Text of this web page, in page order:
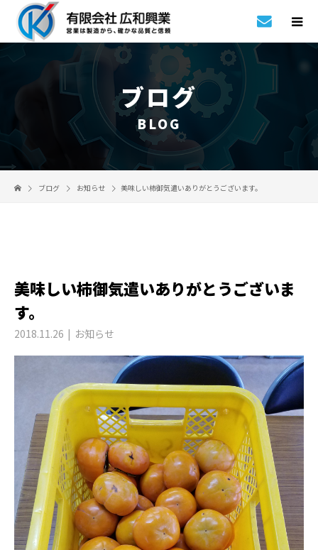
ブログ
BLOG
ブログ お知らせ 美味しい柿御気遣いありがとうございます。
美味しい柿御気遣いありがとうございま
す。
2018.11.26 お知らせ